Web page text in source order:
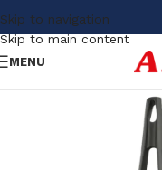
Skip to navigation
Skip to main content
MENU